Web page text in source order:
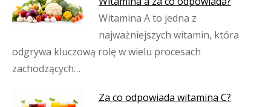
Witamina A to jedna z
najważniejszych witamin, która
odgrywa kluczową rolę w wielu procesach
zachodzących…
Za co odpowiada witamina C?